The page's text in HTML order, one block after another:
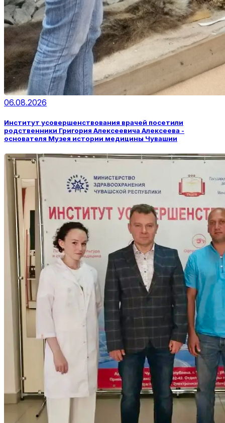
06.08.2026
Институт усовершенствования врачей посетили
родственники Григория Алексеевича Алексеева -
основателя Музея истории медицины Чувашии